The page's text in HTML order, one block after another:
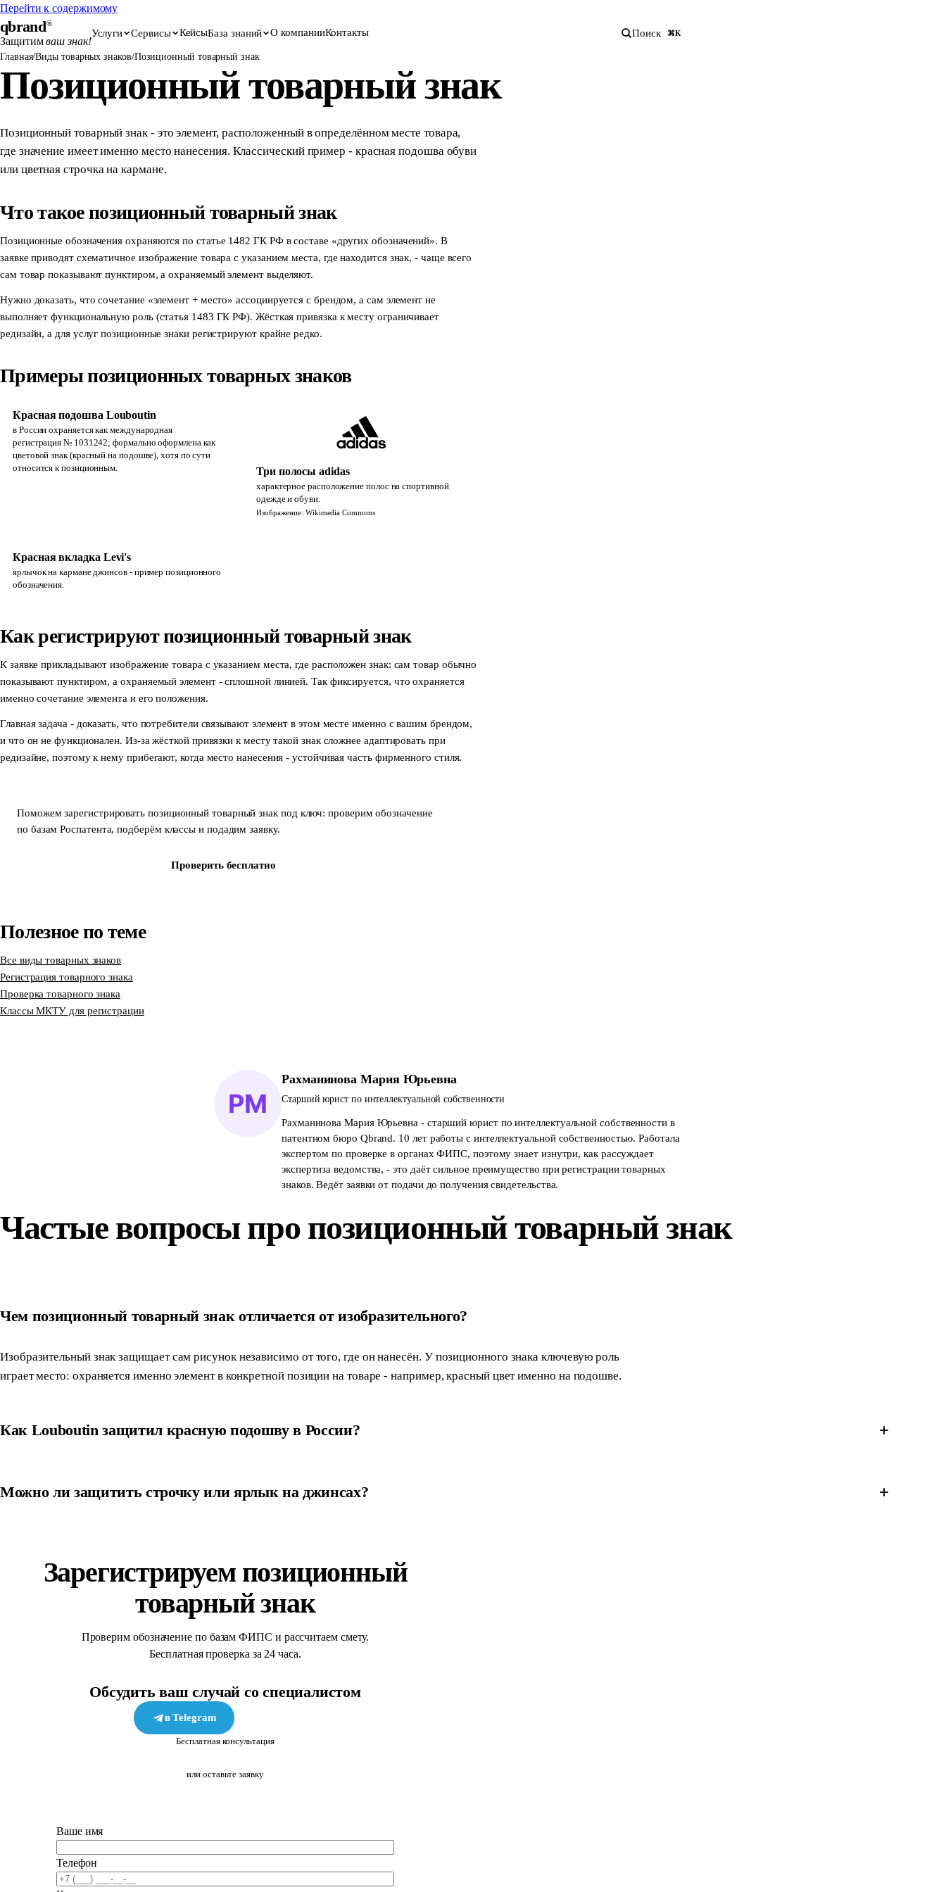
Перейти к содержимому
qbrand®
Защитимваш знак!
Услуги Сервисы КейсыБаза знаний О компанииКонтакты Поиск ⌘K
Главная/Виды товарных знаков/Позиционный товарный знак
Позиционный товарный знак
Позиционный товарный знак - это элемент, расположенный в определённом месте товара,
где значение имеет именно место нанесения. Классический пример - красная подошва обуви
или цветная строчка на кармане.
Что такое позиционный товарный знак
Позиционные обозначения охраняются по статье 1482 ГК РФ в составе «других обозначений». В
заявке приводят схематичное изображение товара с указанием места, где находится знак, - чаще всего
сам товар показывают пунктиром, а охраняемый элемент выделяют.
Нужно доказать, что сочетание «элемент + место» ассоциируется с брендом, а сам элемент не
выполняет функциональную роль (статья 1483 ГК РФ). Жёсткая привязка к месту ограничивает
редизайн, а для услуг позиционные знаки регистрируют крайне редко.
Примеры позиционных товарных знаков
Красная подошва Louboutin
в России охраняется как международная
регистрация № 1031242; формально оформлена как
цветовой знак (красный на подошве), хотя по сути
относится к позиционным.
Три полосы adidas
характерное расположение полос на спортивной
одежде и обуви.
Изображение: Wikimedia Commons
Красная вкладка Levi's
ярлычок на кармане джинсов - пример позиционного
обозначения.
Как регистрируют позиционный товарный знак
К заявке прикладывают изображение товара с указанием места, где расположен знак: сам товар обычно
показывают пунктиром, а охраняемый элемент - сплошной линией. Так фиксируется, что охраняется
именно сочетание элемента и его положения.
Главная задача - доказать, что потребители связывают элемент в этом месте именно с вашим брендом,
и что он не функционален. Из-за жёсткой привязки к месту такой знак сложнее адаптировать при
редизайне, поэтому к нему прибегают, когда место нанесения - устойчивая часть фирменного стиля.
Поможем зарегистрировать позиционный товарный знак под ключ: проверим обозначение
по базам Роспатента, подберём классы и подадим заявку.
Проверить бесплатно
Полезное по теме
Все виды товарных знаков
Регистрация товарного знака
Проверка товарного знака
Классы МКТУ для регистрации
Рахманинова Мария Юрьевна
Старший юрист по интеллектуальной собственности
Рахманинова Мария Юрьевна - старший юрист по интеллектуальной собственности в
патентном бюро Qbrand. 10 лет работы с интеллектуальной собственностью. Работала
экспертом по проверке в органах ФИПС, поэтому знает изнутри, как рассуждает
экспертиза ведомства, - это даёт сильное преимущество при регистрации товарных
знаков. Ведёт заявки от подачи до получения свидетельства.
Частые вопросы про позиционный товарный знак
Чем позиционный товарный знак отличается от изобразительного?
Изобразительный знак защищает сам рисунок независимо от того, где он нанесён. У позиционного знака ключевую роль
играет место: охраняется именно элемент в конкретной позиции на товаре - например, красный цвет именно на подошве.
Как Louboutin защитил красную подошву в России?
Можно ли защитить строчку или ярлык на джинсах?
Зарегистрируем позиционный
товарный знак
Проверим обозначение по базам ФИПС и рассчитаем смету.
Бесплатная проверка за 24 часа.
Обсудить ваш случай со специалистом
в Telegram
Бесплатная консультация
или оставьте заявку
Ваше имя
Телефон